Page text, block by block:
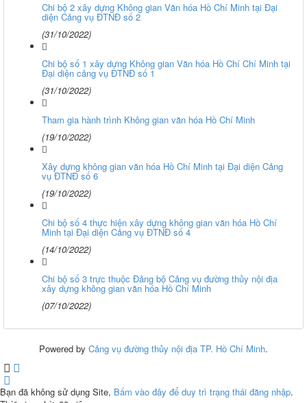
Chi bộ 2 xây dựng Không gian Văn hóa Hồ Chí Minh tại Đại
diện Cảng vụ ĐTNĐ số 2
(31/10/2022)
Chi bộ số 1 xây dựng Không gian Văn hóa Hồ Chí Chí Minh tại
Đại diện cảng vụ ĐTNĐ số 1
(31/10/2022)
Tham gia hành trình Không gian văn hóa Hồ Chí Minh
(19/10/2022)
Xây dựng không gian văn hóa Hồ Chí Minh tại Đại diện Cảng
vụ ĐTNĐ số 6
(19/10/2022)
Chi bộ số 4 thực hiện xây dựng không gian văn hóa Hồ Chí
Minh tại Đại diện Cảng vụ ĐTNĐ số 4
(14/10/2022)
Chi bộ số 3 trực thuộc Đảng bộ Cảng vụ đường thủy nội địa
xây dựng không gian văn hóa Hồ Chí Minh
(07/10/2022)
Powered by Cảng vụ đường thủy nội địa TP. Hồ Chí Minh.
Bạn đã không sử dụng Site, Bấm vào đây để duy trì trạng thái đăng nhập.